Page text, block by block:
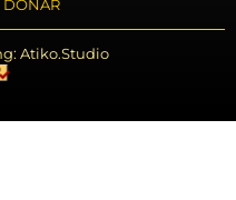
DONAR
Atiko.Studio